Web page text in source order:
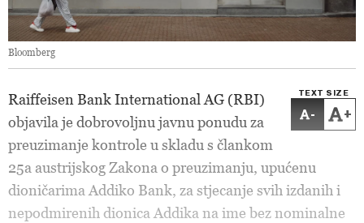
Bloomberg
TEXT SIZE
- +
Raiffeisen Bank International AG (RBI)
objavila je dobrovoljnu javnu ponudu za
preuzimanje kontrole u skladu s člankom
25a austrijskog Zakona o preuzimanju, upućenu
dioničarima Addiko Bank, za stjecanje svih izdanih i
nepodmirenih dionica Addika na ime bez nominalne